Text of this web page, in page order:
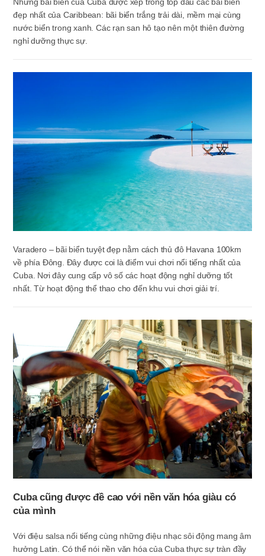
đẹp nhất của Caribbean: bãi biển trắng trải dài, mềm mại cùng
nước biển trong xanh. Các rạn san hô tạo nên một thiên đường
nghỉ dưỡng thực sự.
Varadero – bãi biển tuyệt đẹp nằm cách thủ đô Havana 100km
về phía Đông. Đây được coi là điểm vui chơi nổi tiếng nhất của
Cuba. Nơi đây cung cấp vô số các hoạt động nghỉ dưỡng tốt
nhất. Từ hoạt động thể thao cho đến khu vui chơi giải trí.
Cuba cũng được đề cao với nền văn hóa giàu có
của mình
Với điệu salsa nổi tiếng cùng những điệu nhạc sôi động mang âm
hưởng Latin. Có thể nói nền văn hóa của Cuba thực sự tràn đầy